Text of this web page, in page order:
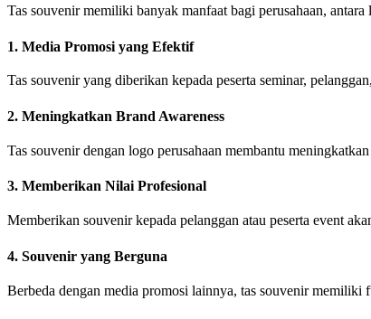
Tas souvenir memiliki banyak manfaat bagi perusahaan, antara
1. Media Promosi yang Efektif
Tas souvenir yang diberikan kepada peserta seminar,
2. Meningkatkan Brand Awareness
Tas souvenir dengan logo perusahaan membantu meningkatkan
3. Memberikan Nilai Profesional
Memberikan souvenir kepada pelanggan atau peserta event
4. Souvenir yang Berguna
Berbeda dengan media promosi lainnya, tas souvenir memiliki